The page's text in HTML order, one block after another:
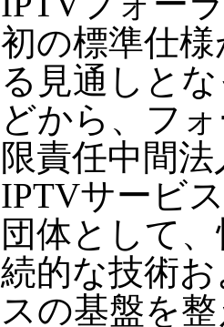
初の標準仕
る見通しと
どから、フ
限責任中間
IPTVサービ
団体として
続的な技術
スの基盤を